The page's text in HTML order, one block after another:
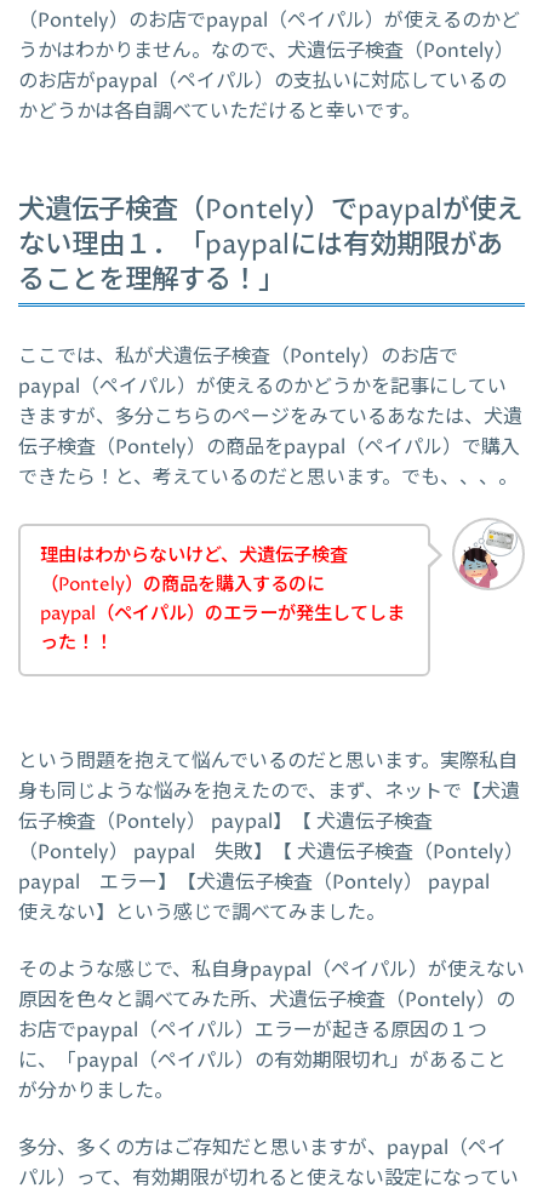
（Pontely）のお店でpaypal（ペイパル）が使えるのかど
うかはわかりません。なので、犬遺伝子検査（Pontely）
のお店がpaypal（ペイパル）の支払いに対応しているの
かどうかは各自調べていただけると幸いです。
犬遺伝子検査（Pontely）でpaypalが使え
ない理由１．「paypalには有効期限があ
ることを理解する！」
ここでは、私が犬遺伝子検査（Pontely）のお店で
paypal（ペイパル）が使えるのかどうかを記事にしてい
きますが、多分こちらのページをみているあなたは、犬遺
伝子検査（Pontely）の商品をpaypal（ペイパル）で購入
できたら！と、考えているのだと思います。でも、、、。
理由はわからないけど、犬遺伝子検査
（Pontely）の商品を購入するのに
paypal（ペイパル）のエラーが発生してしま
った！！
という問題を抱えて悩んでいるのだと思います。実際私自
身も同じような悩みを抱えたので、まず、ネットで【犬遺
伝子検査（Pontely） paypal】【 犬遺伝子検査
（Pontely） paypal 失敗】【 犬遺伝子検査（Pontely）
paypal エラー】【犬遺伝子検査（Pontely） paypal
使えない】という感じで調べてみました。
そのような感じで、私自身paypal（ペイパル）が使えない
原因を色々と調べてみた所、犬遺伝子検査（Pontely）の
お店でpaypal（ペイパル）エラーが起きる原因の１つ
に、「paypal（ペイパル）の有効期限切れ」があること
が分かりました。
多分、多くの方はご存知だと思いますが、paypal（ペイ
パル）って、有効期限が切れると使えない設定になってい